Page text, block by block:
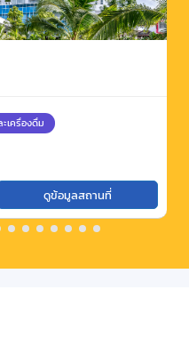
เครื่องดื่ม
ดูข้อมูลสถานที่